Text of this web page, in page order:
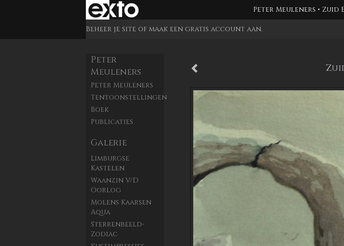
Peter Meuleners Zuid
Beheer je site of maak een gratis account aan.
Peter
Meuleners
Peter Meuleners
Tentoonstellingen
Boek
Publicaties
Galerie
Limburgse
Kastelen
Waanzin V/d
Oorlog
Molens Kaarsen
Aqua
Sterrenbeeld-
Zodiac